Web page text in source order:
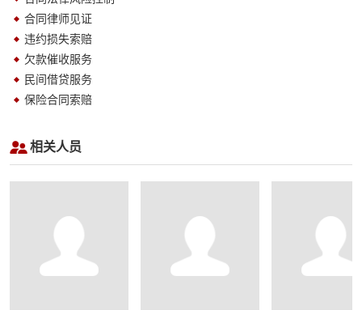
合同律师见证
违约损失索赔
欠款催收服务
民间借贷服务
保险合同索赔
相关人员